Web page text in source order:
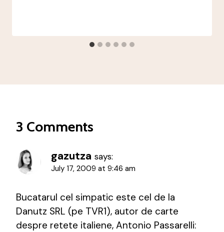
3 Comments
gazutza says:
July 17, 2009 at 9:46 am
Bucatarul cel simpatic este cel de la
Danutz SRL (pe TVR1), autor de carte
despre retete italiene, Antonio Passarelli: